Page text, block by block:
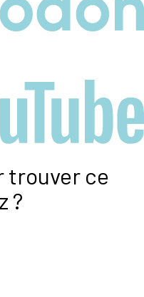
trouver ce
?